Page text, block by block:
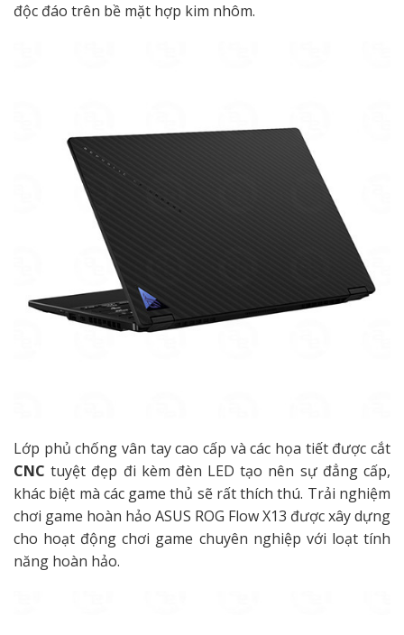
độc đáo trên bề mặt hợp kim nhôm.
Lớp phủ chống vân tay cao cấp và các họa tiết được cắt
CNC tuyệt đẹp đi kèm đèn LED tạo nên sự đẳng cấp,
khác biệt mà các game thủ sẽ rất thích thú. Trải nghiệm
chơi game hoàn hảo ASUS ROG Flow X13 được xây dựng
cho hoạt động chơi game chuyên nghiệp với loạt tính
năng hoàn hảo.